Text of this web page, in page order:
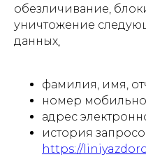
обезличивание,
уничтожение
данных
фамилия, имя,
номер
адрес
история
https://